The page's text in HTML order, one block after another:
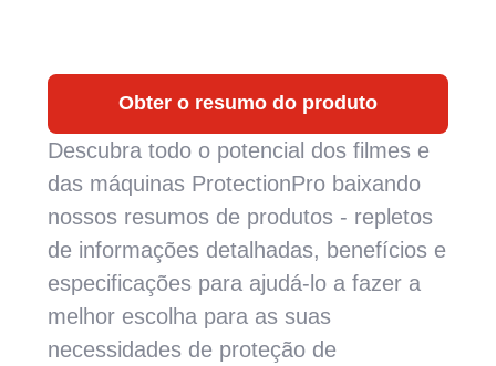
Obter o resumo do produto
Descubra todo o potencial dos filmes e
das máquinas ProtectionPro baixando
nossos resumos de produtos - repletos
de informações detalhadas, benefícios e
especificações para ajudá-lo a fazer a
melhor escolha para as suas
necessidades de proteção de